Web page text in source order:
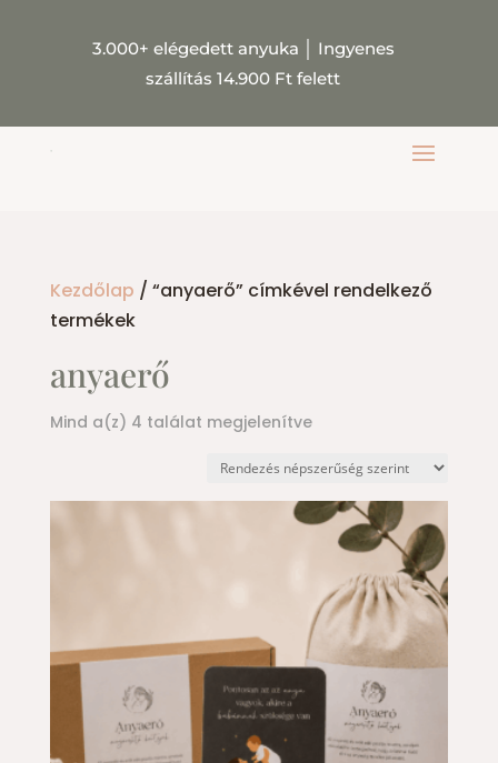
3.000+ elégedett anyuka
Ingyenes
szállítás 14.900 Ft felett
Kezdőlap / “anyaerő” címkével rendelkező
termékek
anyaerő
Mind a(z) 4 találat megjelenítveSorted
popularity